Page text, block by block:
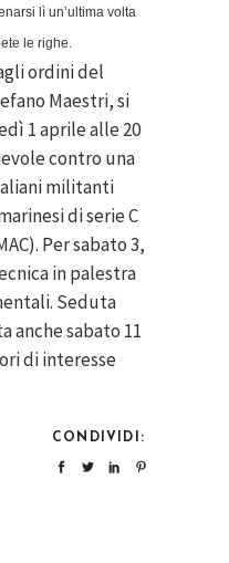
lì un’ultima volta
le righe.
ordini del
Maestri, si
1 aprile alle 20
contro una
militanti
di serie C
Per sabato 3,
in palestra
Seduta
anche sabato 11
di interesse
CONDIVIDI: